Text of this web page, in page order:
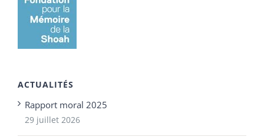
ACTUALITÉS
Rapport moral 2025
29 juillet 2026